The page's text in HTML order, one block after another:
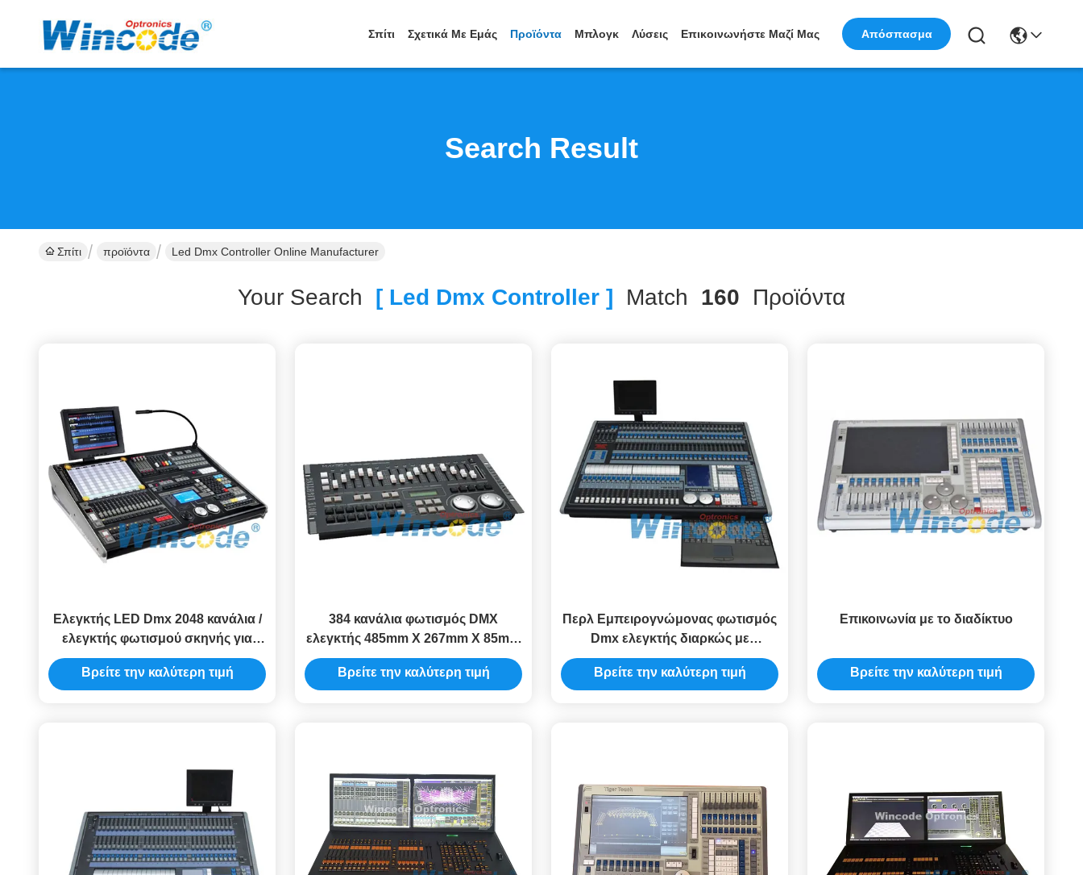
Σπίτι Σχετικά Με Εμάς Προϊόντα Μπλογκ Λύσεις Επικοινωνήστε Μαζί Μας Απόσπασμα
Search Result
Σπίτι προϊόντα Led Dmx Controller Online Manufacturer
Your Search [ Led Dmx Controller ] Match 160 Προϊόντα
Ελεγκτής LED Dmx 2048 κανάλια /
ελεγκτής φωτισμού σκηνής για
βιβλιοθήκη στερεών
μαργαριταριών
Βρείτε την καλύτερη τιμή
384 κανάλια φωτισμός DMX
ελεγκτής 485mm X 267mm X 85mm
Pearl ελεγκτής
Βρείτε την καλύτερη τιμή
Περλ Εμπειρογνώμονας φωτισμός
Dmx ελεγκτής διαρκώς με
πολυσύρματα επεξεργαστές
Βρείτε την καλύτερη τιμή
Επικοινωνία με το διαδίκτυο
Βρείτε την καλύτερη τιμή